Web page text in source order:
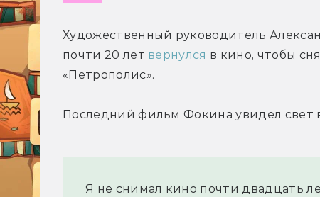
Художественный руководитель
почти 20 лет вернулся в кино, чтобы
«Петрополис».
Последний фильм Фокина увидел свет
Я не снимал кино почти двадцать